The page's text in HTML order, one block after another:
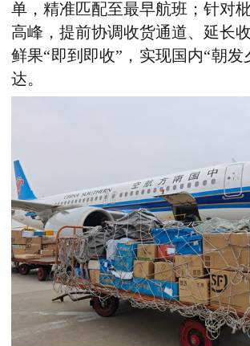
单，精准匹配至最早航班；针对
高峰，提前协调收货通道、延长
鲜果“即到即收”，实现国内“朝发
达。